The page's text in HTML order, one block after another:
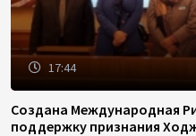
17:44
Создана Международная
поддержку признания